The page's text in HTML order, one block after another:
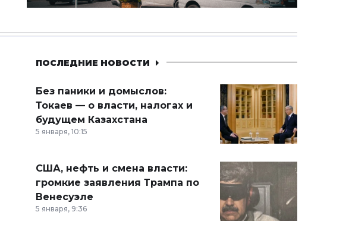
ПОСЛЕДНИЕ НОВОСТИ
Без паники и домыслов:
Токаев — о власти, налогах и
будущем Казахстана
5 января, 10:15
США, нефть и смена власти:
громкие заявления Трампа по
Венесуэле
5 января, 9:36